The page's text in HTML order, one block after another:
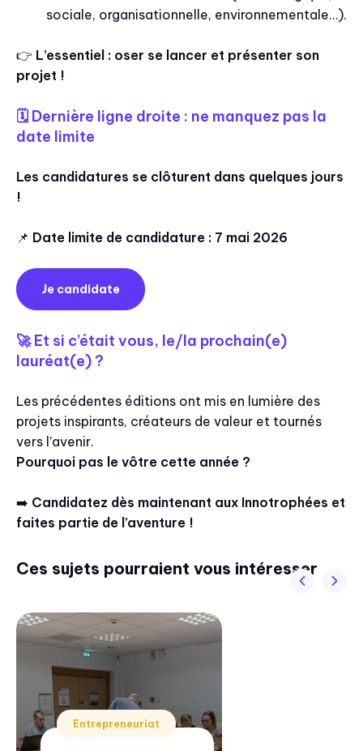
sociale, organisationnelle, environnementale…).
👉 L’essentiel : oser se lancer et présenter son
projet !
🗓️ Dernière ligne droite : ne manquez pas la
date limite
Les candidatures se clôturent dans quelques jours
!
📌 Date limite de candidature : 7 mai 2026
Je candidate
🚀 Et si c’était vous, le/la prochain(e)
lauréat(e) ?
Les précédentes éditions ont mis en lumière des
projets inspirants, créateurs de valeur et tournés
vers l’avenir.
Pourquoi pas le vôtre cette année ?
➡️ Candidatez dès maintenant aux Innotrophées et
faites partie de l’aventure !
Ces sujets pourraient vous intéresser
Entrepreneuriat